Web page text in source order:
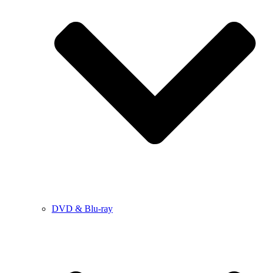
DVD & Blu-ray